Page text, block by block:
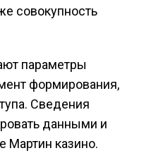
совокупность
параметры
формирования,
Сведения
данными и
Мартин казино.